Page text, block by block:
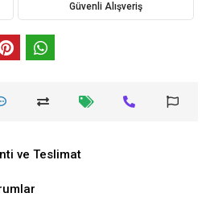
Güvenli Alışveriş
ve Teslimat